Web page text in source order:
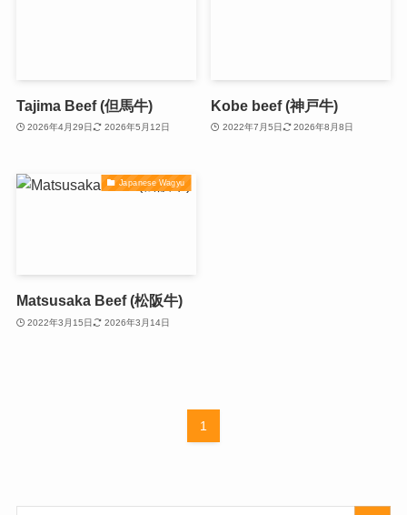
Tajima Beef (但馬牛)
2026年4月29日 2026年5月12日
Kobe beef (神戸牛)
2022年7月5日 2026年8月8日
Japanese Wagyu
Matsusaka Beef (松阪牛)
2022年3月15日 2026年3月14日
1